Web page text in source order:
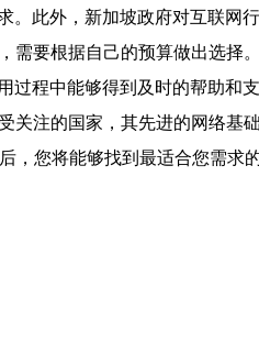
此外，新加坡政府对互联网
要根据自己的预算做出选择
程中能够得到及时的帮助和支
注的国家，其先进的网络基
您将能够找到最适合您需求